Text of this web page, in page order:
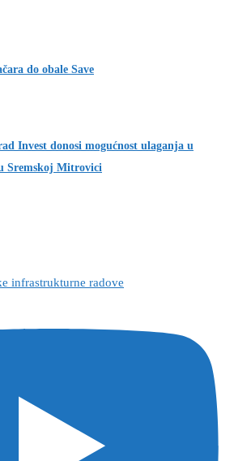
do obale Save
Invest donosi mogućnost ulaganja u
Sremskoj Mitrovici
infrastrukturne radove